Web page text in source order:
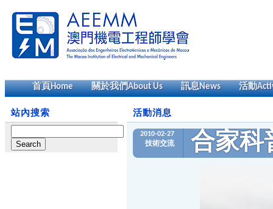
首頁Home 關於我們About Us 訊息News 活動
站內搜索
for:
活動消息
2010-02-27
技術交流
合家科